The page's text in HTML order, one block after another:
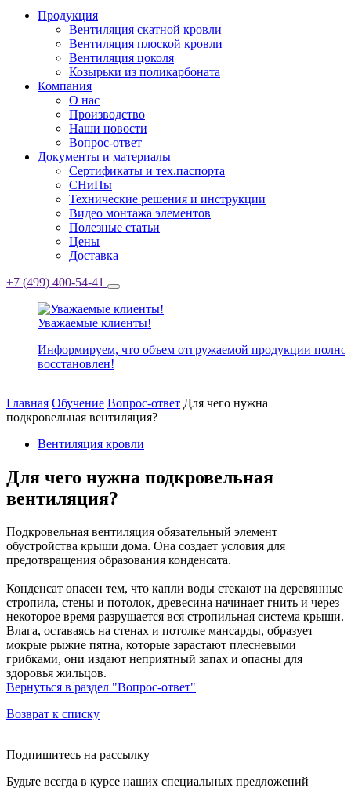
Продукция
Вентиляция скатной кровли
Вентиляция плоской кровли
Вентиляция цоколя
Козырьки из поликарбоната
Компания
О нас
Производство
Наши новости
Вопрос-ответ
Документы и материалы
Сертификаты и тех.паспорта
СНиПы
Технические решения и инструкции
Видео монтажа элементов
Полезные статьи
Цены
Доставка
+7 (499) 400-54-41
Уважаемые клиенты!
Информируем, что объем отгружаемой продукции
восстановлен!
Главная Обучение Вопрос-ответ Для чего нужна
подкровельная вентиляция?
Вентиляция кровли
Для чего нужна подкровельная
вентиляция?
Подкровельная вентиляция обязательный элемент
обустройства крыши дома. Она создает условия для
предотвращения образования конденсата.
Конденсат опасен тем, что капли воды стекают на деревянные
стропила, стены и потолок, древесина начинает гнить и через
некоторое время разрушается вся стропильная система крыши.
Влага, оставаясь на стенах и потолке мансарды, образует
мокрые рыжие пятна, которые зарастают плесневыми
грибками, они издают неприятный запах и опасны для
здоровья жильцов.
Вернуться в раздел "Вопрос-ответ"
Возврат к списку
Подпишитесь на рассылку
Будьте всегда в курсе наших специальных предложений